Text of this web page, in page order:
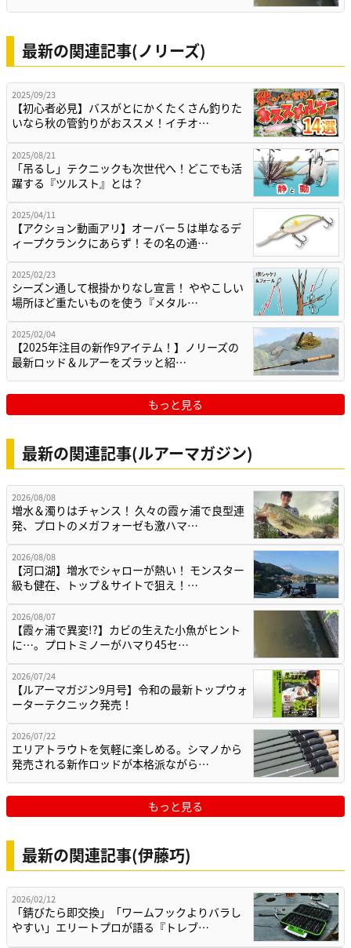
最新の関連記事(ノリーズ)
2025/09/23
【初心者必見】バスがとにかくたくさん釣りた
いなら秋の管釣りがおススメ！イチオ…
2025/08/21
「吊るし」テクニックも次世代へ！どこでも活
躍する『ツルスト』とは？
2025/04/11
【アクション動画アリ】オーバー５は単なるデ
ィープクランクにあらず！その名の通…
2025/02/23
シーズン通して根掛かりなし宣言！ ややこしい
場所ほど重たいものを使う『メタル…
2025/02/04
【2025年注目の新作9アイテム！】ノリーズの
最新ロッド＆ルアーをズラッと紹…
もっと見る
最新の関連記事(ルアーマガジン)
2026/08/08
増水＆濁りはチャンス！ 久々の霞ヶ浦で良型連
発、プロトのメガフォーゼも激ハマ…
2026/08/08
【河口湖】増水でシャローが熱い！ モンスター
級も健在、トップ＆サイトで狙え！…
2026/08/07
【霞ヶ浦で異変!?】カビの生えた小魚がヒント
に…。プロトミノーがハマり45セ…
2026/07/24
【ルアーマガジン9月号】令和の最新トップウォ
ーターテクニック発売！
2026/07/22
エリアトラウトを気軽に楽しめる。シマノから
発売される新作ロッドが本格派ながら…
もっと見る
最新の関連記事(伊藤巧)
2026/02/12
「錆びたら即交換」「ワームフックよりバラし
やすい」エリートプロが語る『トレブ…